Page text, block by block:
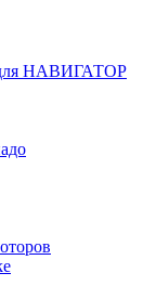
НАВИГАТОР